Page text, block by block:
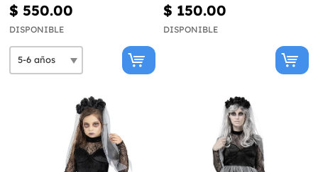
$ 550.00
DISPONIBLE
$ 150.00
DISPONIBLE